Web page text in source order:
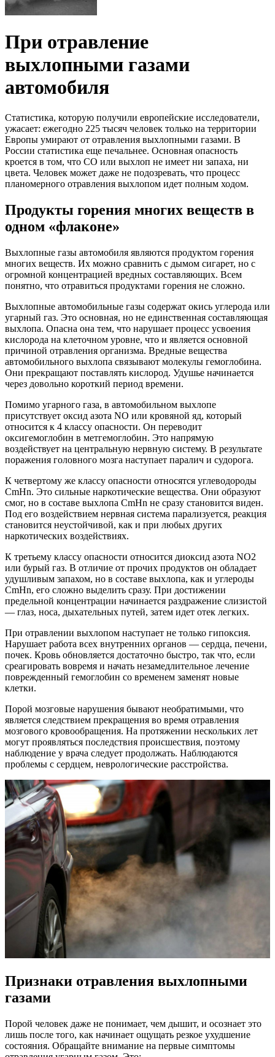
При отравление
выхлопными газами
автомобиля
Статистика, которую получили европейские исследователи,
ужасает: ежегодно 225 тысяч человек только на территории
Европы умирают от отравления выхлопными газами. В
России статистика еще печальнее. Основная опасность
кроется в том, что СО или выхлоп не имеет ни запаха, ни
цвета. Человек может даже не подозревать, что процесс
планомерного отравления выхлопом идет полным ходом.
Продукты горения многих веществ в
одном «флаконе»
Выхлопные газы автомобиля являются продуктом горения
многих веществ. Их можно сравнить с дымом сигарет, но с
огромной концентрацией вредных составляющих. Всем
понятно, что отравиться продуктами горения не сложно.
Выхлопные автомобильные газы содержат окись углерода или
угарный газ. Это основная, но не единственная составляющая
выхлопа. Опасна она тем, что нарушает процесс усвоения
кислорода на клеточном уровне, что и является основной
причиной отравления организма. Вредные вещества
автомобильного выхлопа связывают молекулы гемоглобина.
Они прекращают поставлять кислород. Удушье начинается
через довольно короткий период времени.
Помимо угарного газа, в автомобильном выхлопе
присутствует оксид азота NO или кровяной яд, который
относится к 4 классу опасности. Он переводит
оксигемоглобин в метгемоглобин. Это напрямую
воздействует на центральную нервную систему. В результате
поражения головного мозга наступает паралич и судорога.
К четвертому же классу опасности относятся углеводороды
СmHn. Это сильные наркотические вещества. Они образуют
смог, но в составе выхлопа СmHn не сразу становится виден.
Под его воздействием нервная система парализуется, реакция
становится неустойчивой, как и при любых других
наркотических воздействиях.
К третьему классу опасности относится диоксид азота NO2
или бурый газ. В отличие от прочих продуктов он обладает
удушливым запахом, но в составе выхлопа, как и углероды
СmHn, его сложно выделить сразу. При достижении
предельной концентрации начинается раздражение слизистой
— глаз, носа, дыхательных путей, затем идет отек легких.
При отравлении выхлопом наступает не только гипоксия.
Нарушает работа всех внутренних органов — сердца, печени,
почек. Кровь обновляется достаточно быстро, так что, если
среагировать вовремя и начать незамедлительное лечение
поврежденный гемоглобин со временем заменят новые
клетки.
Порой мозговые нарушения бывают необратимыми, что
является следствием прекращения во время отравления
мозгового кровообращения. На протяжении нескольких лет
могут проявляться последствия происшествия, поэтому
наблюдение у врача следует продолжать. Наблюдаются
проблемы с сердцем, неврологические расстройства.
Признаки отравления выхлопными
газами
Порой человек даже не понимает, чем дышит, и осознает это
лишь после того, как начинает ощущать резкое ухудшение
состояния. Обращайте внимание на первые симптомы